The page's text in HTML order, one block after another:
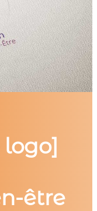
logo]
être